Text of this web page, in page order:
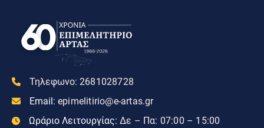
Τηλεφωνο: 2681028728
Email: epimelitirio@e-artas.gr
Ωράριο Λειτουργίας: Δε – Πα: 07:00 – 15:00